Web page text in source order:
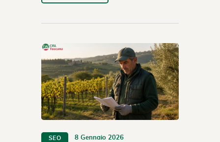
SEO 8 Gennaio 2026